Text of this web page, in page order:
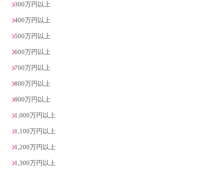
300万円以上
400万円以上
500万円以上
600万円以上
700万円以上
800万円以上
900万円以上
1,000万円以上
1,100万円以上
1,200万円以上
1,300万円以上